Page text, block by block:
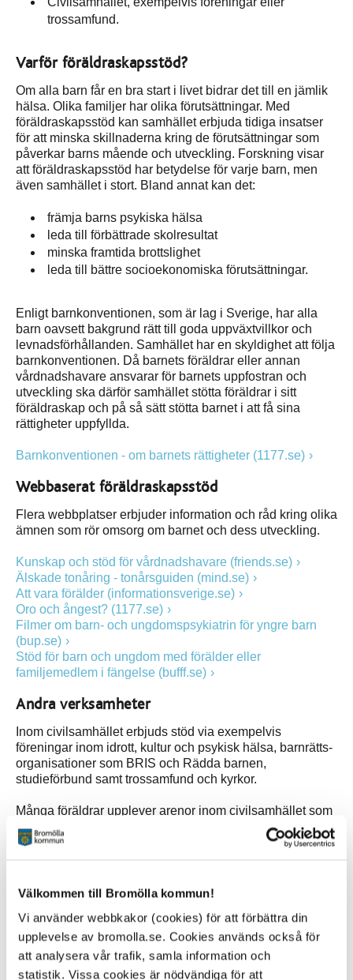
Välkommen till Bromölla kommun!
Vi använder webbkakor (cookies) för att förbättra din
upplevelse av bromolla.se. Cookies används också för
att analysera vår trafik, samla information och
statistik. Vissa cookies är nödvändiga för att
trossamfund.
Varför föräldraskapsstöd?
Om alla barn får en bra start i livet bidrar det till en jämlik
hälsa. Olika familjer har olika förutsättningar. Med
föräldraskapsstöd kan samhället erbjuda tidiga insatser
för att minska skillnaderna kring de förutsättningar som
påverkar barns mående och utveckling. Forskning visar
att föräldraskapsstöd har betydelse för varje barn, men
även samhället i stort. Bland annat kan det:
främja barns psykiska hälsa
leda till förbättrade skolresultat
minska framtida brottslighet
leda till bättre socioekonomiska förutsättningar.
Enligt barnkonventionen, som är lag i Sverige, har alla
barn oavsett bakgrund rätt till goda uppväxtvillkor och
levnadsförhållanden. Samhället har en skyldighet att följa
barnkonventionen. Då barnets föräldrar eller annan
vårdnadshavare ansvarar för barnets uppfostran och
utveckling ska därför samhället stötta föräldrar i sitt
föräldraskap och på så sätt stötta barnet i att få sina
rättigheter uppfyllda.
Barnkonventionen - om barnets rättigheter (1177.se)
Webbaserat föräldraskapsstöd
Flera webbplatser erbjuder information och råd kring olika
ämnen som rör omsorg om barnet och dess utveckling.
Kunskap och stöd för vårdnadshavare (friends.se)
Älskade tonåring - tonårsguiden (mind.se)
Att vara förälder (informationsverige.se)
Oro och ångest? (1177.se)
Filmer om barn- och ungdomspsykiatrin för yngre barn
(bup.se)
Stöd för barn och ungdom med förälder eller
familjemedlem i fängelse (bufff.se)
Andra verksamheter
Inom civilsamhället erbjuds stöd via exempelvis
föreningar inom idrott, kultur och psykisk hälsa, barnrätts­
organisationer som BRIS och Rädda barnen,
studieförbund samt trossamfund och kyrkor.
Många föräldrar upplever arenor inom civilsamhället som
enklare att komma till, det kan exempelvis finnas hjälp att
få på plaster där inte offentlig sektor finns, eller med ett
Bris olika vuxenstöd om barn (bris.se)
Förebygg och stoppa mobbning (friends.se)
E-bok Livsviktiga snack, barn som kan prata om känslor
mår bättre (suicidezero.se)
Föräldralinjen - stödlinje för dig som är orolig för ett barn